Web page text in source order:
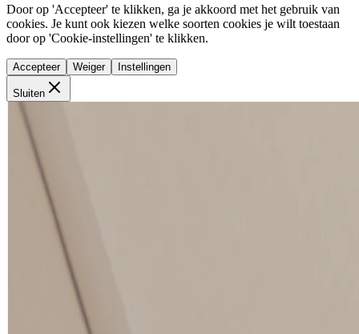
Door op 'Accepteer' te klikken, ga je akkoord met het gebruik van
cookies. Je kunt ook kiezen welke soorten cookies je wilt toestaan
door op 'Cookie-instellingen' te klikken.
Accepteer Weiger Instellingen
Sluiten